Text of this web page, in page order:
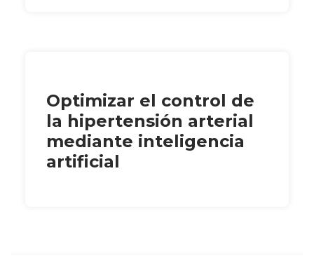
Optimizar el control de
la hipertensión arterial
mediante inteligencia
artificial